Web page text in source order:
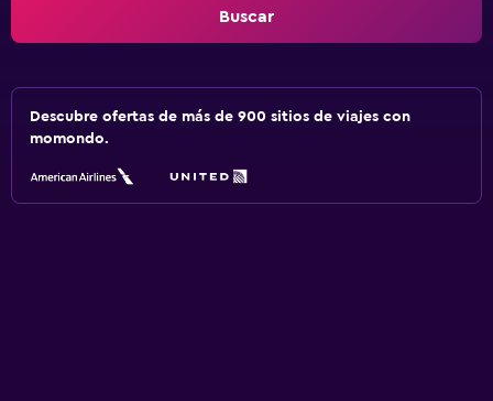
Buscar
Descubre ofertas de más de 900 sitios de viajes con
momondo.